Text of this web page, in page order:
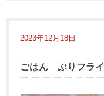
2023年12月18日
ごはん ぶりフライ